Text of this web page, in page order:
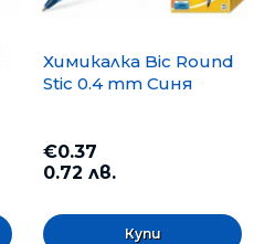
Химикалка Bic Round
Stic 0.4 mm Синя
€0.37
0.72 лв.